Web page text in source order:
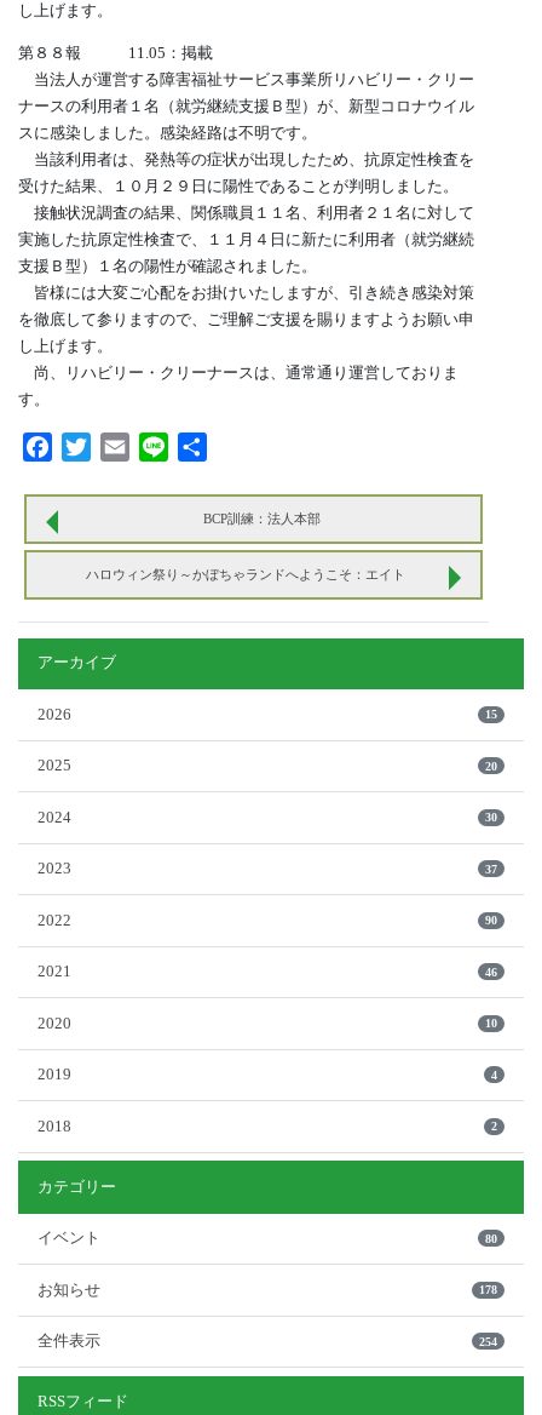
し上げます。
第８８報 11.05：掲載
当法人が運営する障害福祉サービス事業所リハビリー・クリー
ナースの利用者１名（就労継続支援Ｂ型）が、新型コロナウイル
スに感染しました。感染経路は不明です。
当該利用者は、発熱等の症状が出現したため、抗原定性検査を
受けた結果、１０月２９日に陽性であることが判明しました。
接触状況調査の結果、関係職員１１名、利用者２１名に対して
実施した抗原定性検査で、１１月４日に新たに利用者（就労継続
支援Ｂ型）１名の陽性が確認されました。
皆様には大変ご心配をお掛けいたしますが、引き続き感染対策
を徹底して参りますので、ご理解ご支援を賜りますようお願い申
し上げます。
尚、リハビリー・クリーナースは、通常通り運営しておりま
す。
Facebook
TwitterEmail Line
BCP訓練：法人本部
ハロウィン祭り～かぼちゃランドへようこそ：エイト
アーカイブ
2026 15
2025 20
2024 30
2023 37
2022 90
2021 46
2020 10
2019 4
2018 2
カテゴリー
イベント 80
お知らせ 178
全件表示 254
RSSフィード